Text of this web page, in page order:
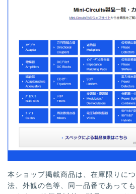
本ショップ掲載商品は、在庫限りに
法、外観の色等、同一品番であって